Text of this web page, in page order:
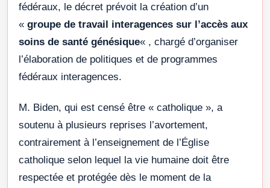
fédéraux, le décret prévoit la création d’un
« groupe de travail interagences sur l’accès aux
soins de santé génésique« , chargé d’organiser
l’élaboration de politiques et de programmes
fédéraux interagences.
M. Biden, qui est censé être « catholique », a
soutenu à plusieurs reprises l’avortement,
contrairement à l’enseignement de l’Église
catholique selon lequel la vie humaine doit être
respectée et protégée dès le moment de la